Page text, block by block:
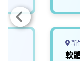
新
軟